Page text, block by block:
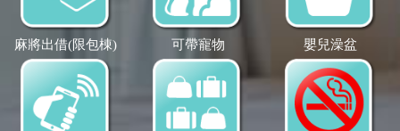
麻將出借(限包棟) 可帶寵物 嬰兒澡盆